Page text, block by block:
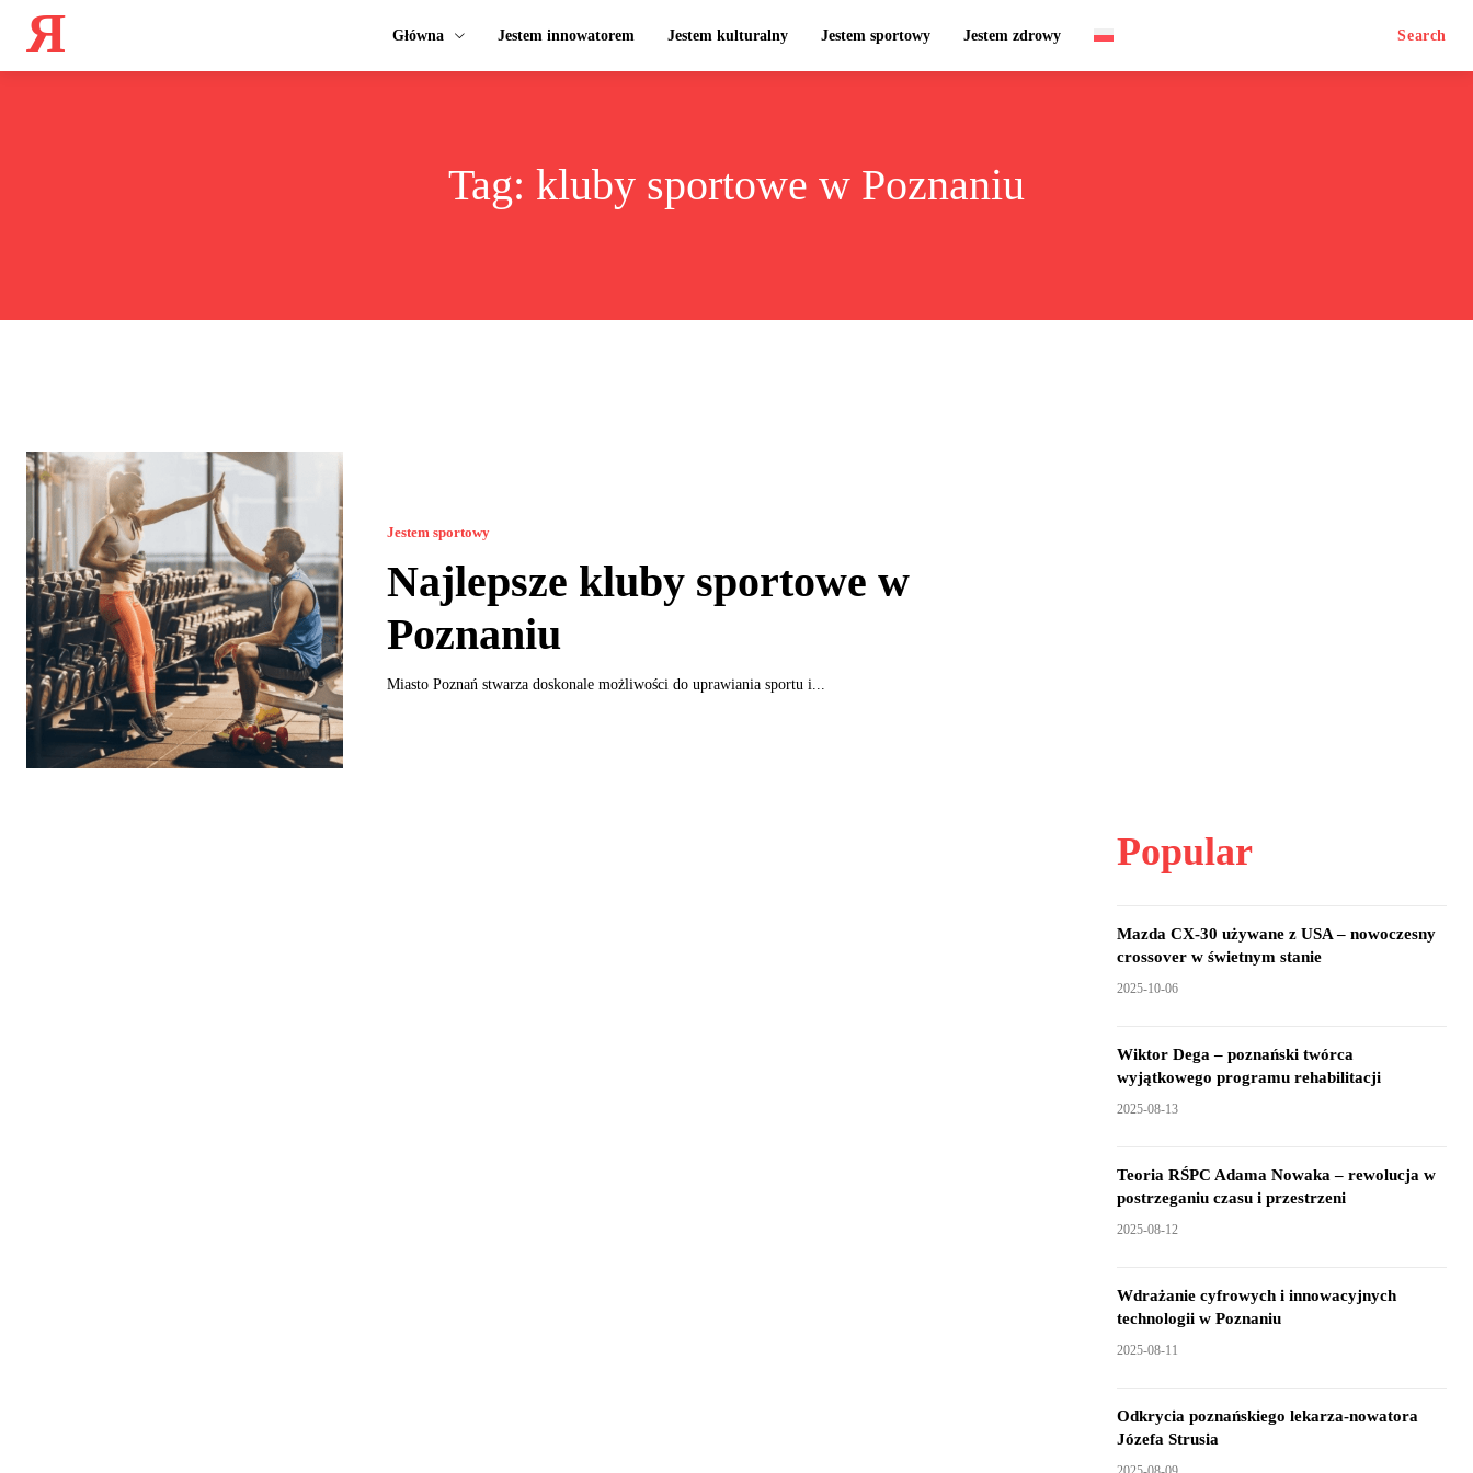
Я Główna Jestem innowatorem Jestem kulturalny Jestem sportowy Jestem zdrowy Search
Tag: kluby sportowe w Poznaniu
Jestem sportowy
Najlepsze kluby sportowe w
Poznaniu
Miasto Poznań stwarza doskonale możliwości do uprawiania sportu i...
Popular
Mazda CX-30 używane z USA – nowoczesny
crossover w świetnym stanie
2025-10-06
Wiktor Dega – poznański twórca
wyjątkowego programu rehabilitacji
2025-08-13
Teoria RŚPC Adama Nowaka – rewolucja w
postrzeganiu czasu i przestrzeni
2025-08-12
Wdrażanie cyfrowych i innowacyjnych
technologii w Poznaniu
2025-08-11
Odkrycia poznańskiego lekarza-nowatora
Józefa Strusia